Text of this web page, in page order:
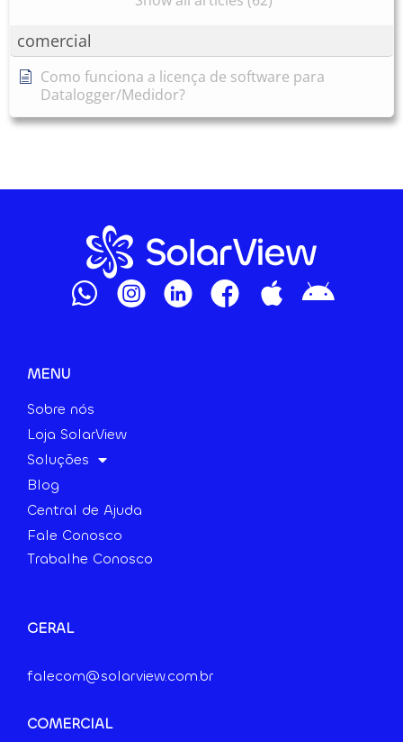
comercial
Como funciona a licença de software para
Datalogger/Medidor?
MENU
Sobre nós
Loja SolarView
Soluções
Blog
Central de Ajuda
Fale Conosco
Trabalhe Conosco
GERAL
falecom@solarview.com.br
COMERCIAL